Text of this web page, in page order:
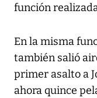
función
En la misma
también salió
primer asalto a
ahora quince